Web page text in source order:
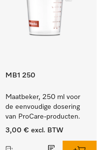
MB1 250
Maatbeker, 250 ml voor
de eenvoudige dosering
van ProCare-producten.
3,00 € excl. BTW